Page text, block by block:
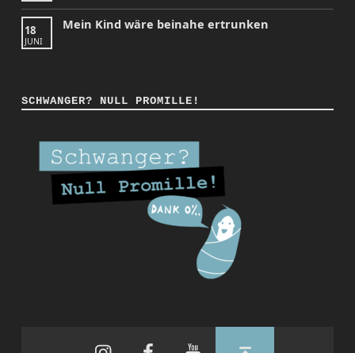
18
JUNI
Mein Kind wäre beinahe ertrunken
SCHWANGER? NULL PROMILLE!
FacebookYouTubeBack to top ↑